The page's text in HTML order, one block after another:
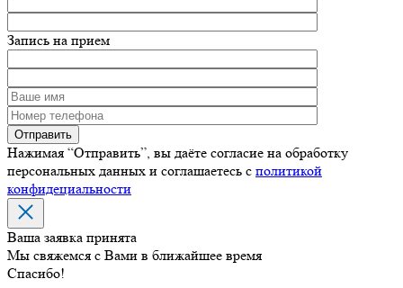
Запись на прием
Нажимая “Отправить”, вы даёте согласие на обработку
персональных данных и соглашаетесь с политикой
конфидециальности
Ваша заявка принята
Мы свяжемся с Вами в ближайшее время
Спасибо!